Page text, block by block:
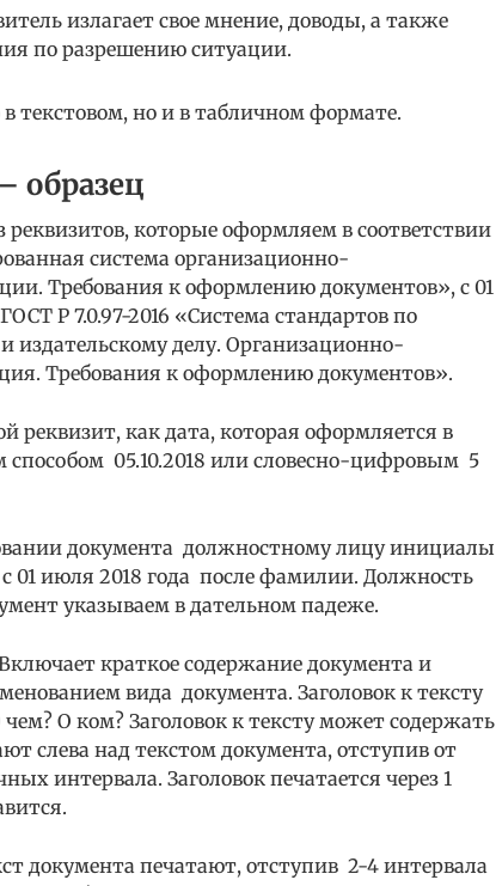
излагает свое мнение, доводы, а также
по разрешению ситуации.
в текстовом, но и в табличном формате.
образец
реквизитов, которые оформляем в соответствии
система организационно-
Требования к оформлению документов», с 01
Р 7.0.97-2016 «Система стандартов по
делу. Организационно-
Требования к оформлению документов».
реквизит, как дата, которая оформляется в
05.10.2018 или словесно-цифровым 5
документа должностному лицу инициалы
01 июля 2018 года после фамилии. Должность
указываем в дательном падеже.
краткое содержание документа и
вида документа. Заголовок к тексту
О ком? Заголовок к тексту может содержать
слева над текстом документа, отступив от
интервала. Заголовок печатается через 1
документа печатают, отступив 2-4 интервала